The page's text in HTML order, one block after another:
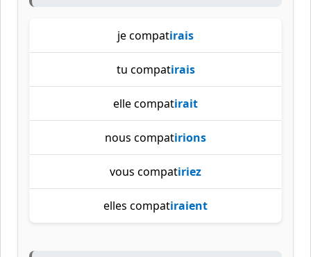
je compatirais
tu compatirais
elle compatirait
nous compatirions
vous compatiriez
elles compatiraient